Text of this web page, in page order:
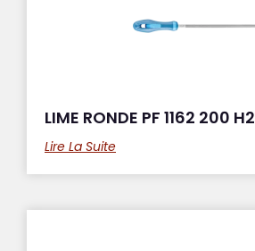
LIME RONDE PF 1162 200 H2
Lire La Suite